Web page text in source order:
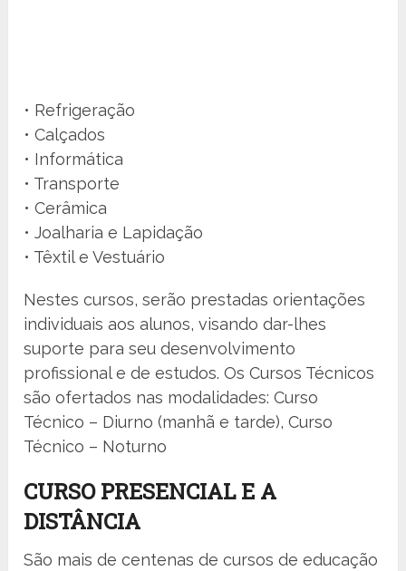
• Refrigeração
• Calçados
• Informática
• Transporte
• Cerâmica
• Joalharia e Lapidação
• Têxtil e Vestuário
Nestes cursos, serão prestadas orientações
individuais aos alunos, visando dar-lhes
suporte para seu desenvolvimento
profissional e de estudos. Os Cursos Técnicos
são ofertados nas modalidades: Curso
Técnico – Diurno (manhã e tarde), Curso
Técnico – Noturno
CURSO PRESENCIAL E A
DISTÂNCIA
São mais de centenas de cursos de educação